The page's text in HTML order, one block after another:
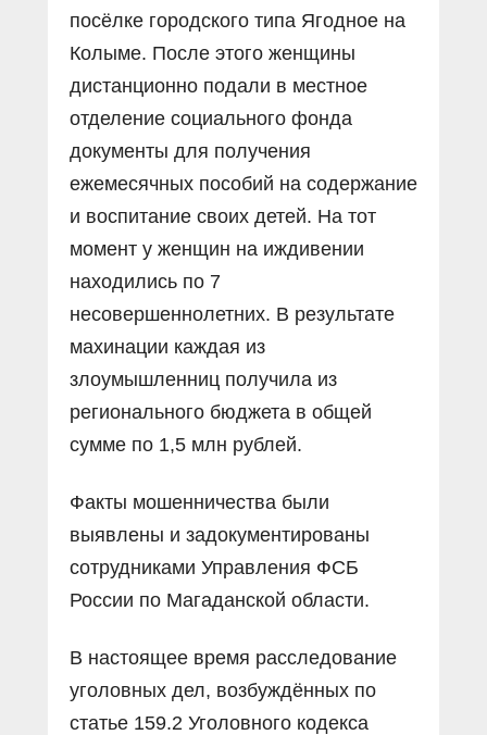
посёлке городского типа Ягодное на
Колыме. После этого женщины
дистанционно подали в местное
отделение социального фонда
документы для получения
ежемесячных пособий на содержание
и воспитание своих детей. На тот
момент у женщин на иждивении
находились по 7
несовершеннолетних. В результате
махинации каждая из
злоумышленниц получила из
регионального бюджета в общей
сумме по 1,5 млн рублей.
Факты мошенничества были
выявлены и задокументированы
сотрудниками Управления ФСБ
России по Магаданской области.
В настоящее время расследование
уголовных дел, возбуждённых по
статье 159.2 Уголовного кодекса